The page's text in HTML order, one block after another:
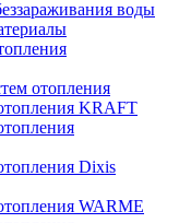
воды
отопления
KRAFT
Dixis
WARME